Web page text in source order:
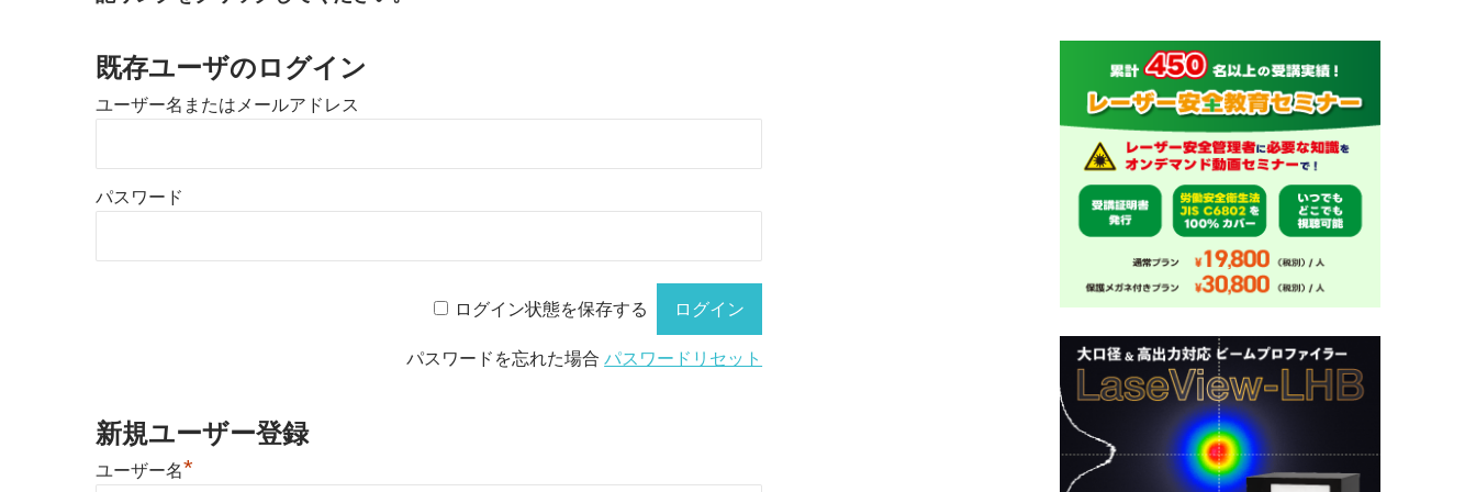
既存ユーザのログイン
ユーザー名またはメールアドレス
パスワード
ログイン状態を保存する
パスワードを忘れた場合パスワードリセット
新規ユーザー登録
ユーザー名*